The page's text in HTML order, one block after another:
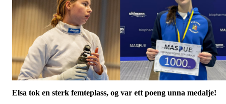
Elsa tok en sterk femteplass, og var ett poeng unna medalje!